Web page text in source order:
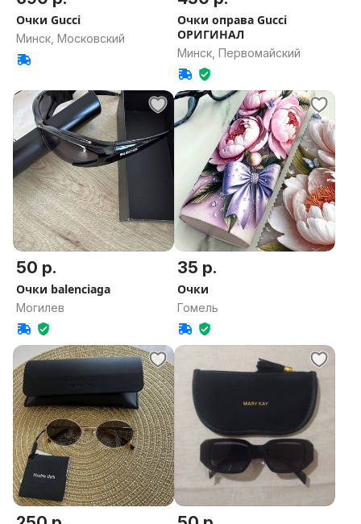
Очки Gucci
Минск, Московский
Очки оправа Gucci
ОРИГИНАЛ
Минск, Первомайский
50 р.
Очки balenciaga
Могилев
35 р.
Очки
Гомель